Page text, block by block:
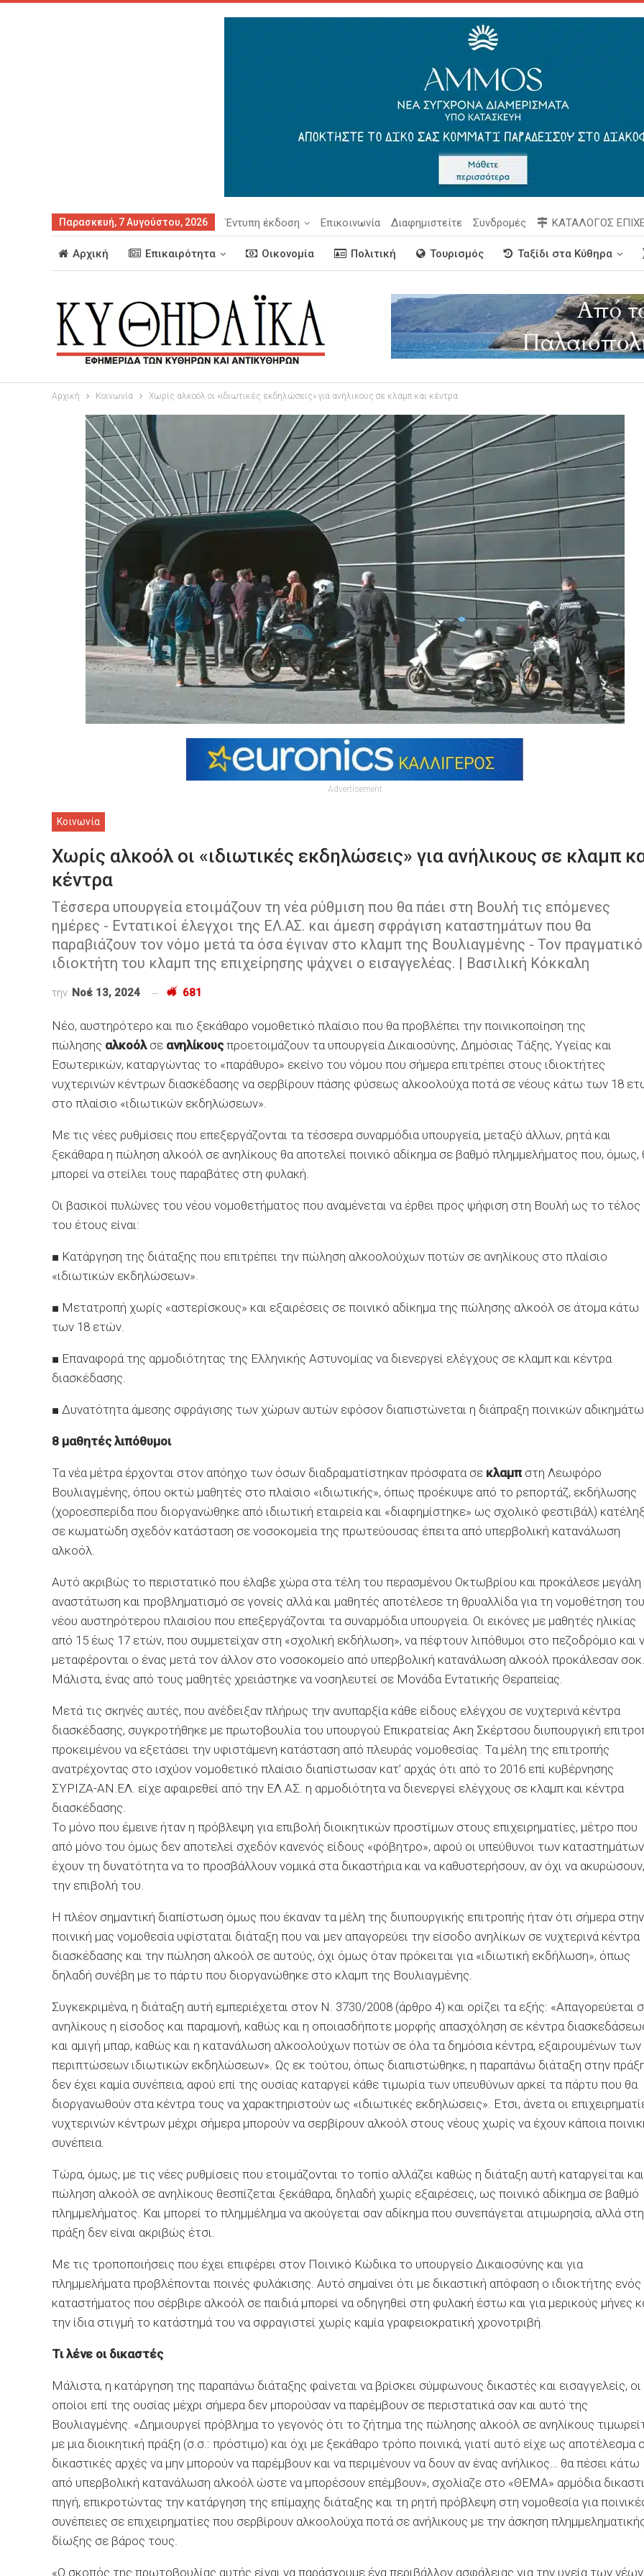
Παρασκευή, 7 Αυγούστου, 2026 Έντυπη έκδοση Επικοινωνία Διαφημιστείτε Συνδρομές ΚΑΤΑΛΟΓΟΣ
Αρχική Επικαιρότητα Οικονομία Πολιτική Τουρισμός Ταξίδι στα Κύθηρα
Αρχική Κοινωνία Χωρίς αλκοόλ οι «ιδιωτικές εκδηλώσεις» για ανήλικους σε κλαμπ και κέντρα
Advertisement
Κοινωνία
Χωρίς αλκοόλ οι «ιδιωτικές εκδηλώσεις» για ανήλικους σε κλαμπ
κέντρα
Τέσσερα υπουργεία ετοιμάζουν τη νέα ρύθμιση που θα πάει στη Βουλή τις επόμενες
ημέρες - Εντατικοί έλεγχοι της ΕΛ.ΑΣ. και άμεση σφράγιση καταστημάτων που θα
παραβιάζουν τον νόμο μετά τα όσα έγιναν στο κλαμπ της Βουλιαγμένης - Τον πραγματικό
ιδιοκτήτη του κλαμπ της επιχείρησης ψάχνει ο εισαγγελέας. | Βασιλική Κόκκαλη
την Νοέ 13, 2024 681
Νέο, αυστηρότερο και πιο ξεκάθαρο νομοθετικό πλαίσιο που θα προβλέπει την ποινικοποίηση της
πώλησης αλκοόλ σε ανηλίκουςπροετοιμάζουν τα υπουργεία Δικαιοσύνης, Δημόσιας Τάξης, Υγείας και
Εσωτερικών, καταργώντας το «παράθυρο» εκείνο του νόμου που σήμερα επιτρέπει στους ιδιοκτήτες
νυχτερινών κέντρων διασκέδασης να σερβίρουν πάσης φύσεως αλκοολούχα ποτά σε νέους κάτω των 18
στο πλαίσιο «ιδιωτικών εκδηλώσεων».
Με τις νέες ρυθμίσεις που επεξεργάζονται τα τέσσερα συναρμόδια υπουργεία, μεταξύ άλλων, ρητά και
ξεκάθαρα η πώληση αλκοόλ σε ανηλίκους θα αποτελεί ποινικό αδίκημα σε βαθμό πλημμελήματος που, όμως,
μπορεί να στείλει τους παραβάτες στη φυλακή.
Οι βασικοί πυλώνες του νέου νομοθετήματος που αναμένεται να έρθει προς ψήφιση στη Βουλή ως το τέλος
του έτους είναι:
■ Κατάργηση της διάταξης που επιτρέπει την πώληση αλκοολούχων ποτών σε ανηλίκους στο πλαίσιο
«ιδιωτικών εκδηλώσεων».
■ Μετατροπή χωρίς «αστερίσκους» και εξαιρέσεις σε ποινικό αδίκημα της πώλησης αλκοόλ σε άτομα κάτω
των 18 ετών.
■ Επαναφορά της αρμοδιότητας της Ελληνικής Αστυνομίας να διενεργεί ελέγχους σε κλαμπ και κέντρα
διασκέδασης.
■ Δυνατότητα άμεσης σφράγισης των χώρων αυτών εφόσον διαπιστώνεται η διάπραξη ποινικών
8 μαθητές λιπόθυμοι
Τα νέα μέτρα έρχονται στον απόηχο των όσων διαδραματίστηκαν πρόσφατα σε κλαμπ στη Λεωφόρο
Βουλιαγμένης, όπου οκτώ μαθητές στο πλαίσιο «ιδιωτικής», όπως προέκυψε από το ρεπορτάζ, εκδήλωσης
(χοροεσπερίδα που διοργανώθηκε από ιδιωτική εταιρεία και «διαφημίστηκε» ως σχολικό φεστιβάλ)
σε κωματώδη σχεδόν κατάσταση σε νοσοκομεία της πρωτεύουσας έπειτα από υπερβολική κατανάλωση
αλκοόλ.
Αυτό ακριβώς το περιστατικό που έλαβε χώρα στα τέλη του περασμένου Οκτωβρίου και προκάλεσε μεγάλη
αναστάτωση και προβληματισμό σε γονείς αλλά και μαθητές αποτέλεσε τη θρυαλλίδα για τη νομοθέτηση του
νέου αυστηρότερου πλαισίου που επεξεργάζονται τα συναρμόδια υπουργεία. Οι εικόνες με μαθητές ηλικίας
από 15 έως 17 ετών, που συμμετείχαν στη «σχολική εκδήλωση», να πέφτουν λιπόθυμοι στο πεζοδρόμιο και
μεταφέρονται ο ένας μετά τον άλλον στο νοσοκομείο από υπερβολική κατανάλωση αλκοόλ προκάλεσαν σοκ.
Μάλιστα, ένας από τους μαθητές χρειάστηκε να νοσηλευτεί σε Μονάδα Εντατικής Θεραπείας.
Μετά τις σκηνές αυτές, που ανέδειξαν πλήρως την ανυπαρξία κάθε είδους ελέγχου σε νυχτερινά κέντρα
διασκέδασης, συγκροτήθηκε με πρωτοβουλία του υπουργού Επικρατείας Ακη Σκέρτσου διυπουργική
προκειμένου να εξετάσει την υφιστάμενη κατάσταση από πλευράς νομοθεσίας. Τα μέλη της επιτροπής
ανατρέχοντας στο ισχύον νομοθετικό πλαίσιο διαπίστωσαν κατ’ αρχάς ότι από το 2016 επί κυβέρνησης
ΣΥΡΙΖΑ-ΑΝ.ΕΛ. είχε αφαιρεθεί από την ΕΛ.ΑΣ. η αρμοδιότητα να διενεργεί ελέγχους σε κλαμπ και κέντρα
διασκέδασης.
Το μόνο που έμεινε ήταν η πρόβλεψη για επιβολή διοικητικών προστίμων στους επιχειρηματίες, μέτρο που
από μόνο του όμως δεν αποτελεί σχεδόν κανενός είδους «φόβητρο», αφού οι υπεύθυνοι των καταστημάτων
έχουν τη δυνατότητα να το προσβάλλουν νομικά στα δικαστήρια και να καθυστερήσουν, αν όχι να ακυρώσουν,
την επιβολή του.
Η πλέον σημαντική διαπίστωση όμως που έκαναν τα μέλη της διυπουργικής επιτροπής ήταν ότι σήμερα στην
ποινική μας νομοθεσία υφίσταται διάταξη που ναι μεν απαγορεύει την είσοδο ανηλίκων σε νυχτερινά κέντρα
διασκέδασης και την πώληση αλκοόλ σε αυτούς, όχι όμως όταν πρόκειται για «ιδιωτική εκδήλωση», όπως
δηλαδή συνέβη με το πάρτυ που διοργανώθηκε στο κλαμπ της Βουλιαγμένης.
Συγκεκριμένα, η διάταξη αυτή εμπεριέχεται στον Ν. 3730/2008 (άρθρο 4) και ορίζει τα εξής: «Απαγορεύεται
ανηλίκους η είσοδος και παραμονή, καθώς και η οποιασδήποτε μορφής απασχόληση σε κέντρα
και αμιγή μπαρ, καθώς και η κατανάλωση αλκοολούχων ποτών σε όλα τα δημόσια κέντρα, εξαιρουμένων των
περιπτώσεων ιδιωτικών εκδηλώσεων». Ως εκ τούτου, όπως διαπιστώθηκε, η παραπάνω διάταξη στην
δεν έχει καμία συνέπεια, αφού επί της ουσίας καταργεί κάθε τιμωρία των υπευθύνων αρκεί τα πάρτυ που θα
διοργανωθούν στα κέντρα τους να χαρακτηριστούν ως «ιδιωτικές εκδηλώσεις». Ετσι, άνετα οι
νυχτερινών κέντρων μέχρι σήμερα μπορούν να σερβίρουν αλκοόλ στους νέους χωρίς να έχουν κάποια
συνέπεια.
Τώρα, όμως, με τις νέες ρυθμίσεις που ετοιμάζονται το τοπίο αλλάζει καθώς η διάταξη αυτή καταργείται
πώληση αλκοόλ σε ανηλίκους θεσπίζεται ξεκάθαρα, δηλαδή χωρίς εξαιρέσεις, ως ποινικό αδίκημα σε βαθμό
πλημμελήματος. Και μπορεί το πλημμέλημα να ακούγεται σαν αδίκημα που συνεπάγεται ατιμωρησία, αλλά
πράξη δεν είναι ακριβώς έτσι.
Με τις τροποποιήσεις που έχει επιφέρει στον Ποινικό Κώδικα το υπουργείο Δικαιοσύνης και για
πλημμελήματα προβλέπονται ποινές φυλάκισης. Αυτό σημαίνει ότι με δικαστική απόφαση ο ιδιοκτήτης ενός
καταστήματος που σέρβιρε αλκοόλ σε παιδιά μπορεί να οδηγηθεί στη φυλακή έστω και για μερικούς μήνες
την ίδια στιγμή το κατάστημά του να σφραγιστεί χωρίς καμία γραφειοκρατική χρονοτριβή.
Τι λένε οι δικαστές
Μάλιστα, η κατάργηση της παραπάνω διάταξης φαίνεται να βρίσκει σύμφωνους δικαστές και εισαγγελείς, οι
οποίοι επί της ουσίας μέχρι σήμερα δεν μπορούσαν να παρέμβουν σε περιστατικά σαν και αυτό της
Βουλιαγμένης. «Δημιουργεί πρόβλημα το γεγονός ότι το ζήτημα της πώλησης αλκοόλ σε ανηλίκους
με μια διοικητική πράξη (σ.σ.: πρόστιμο) και όχι με ξεκάθαρο τρόπο ποινικά, γιατί αυτό είχε ως αποτέλεσμα
δικαστικές αρχές να μην μπορούν να παρέμβουν και να περιμένουν να δουν αν ένας ανήλικος… θα πέσει κάτω
από υπερβολική κατανάλωση αλκοόλ ώστε να μπορέσουν επέμβουν», σχολίαζε στο «ΘΕΜΑ» αρμόδια
πηγή, επικροτώντας την κατάργηση της επίμαχης διάταξης και τη ρητή πρόβλεψη στη νομοθεσία για
συνέπειες σε επιχειρηματίες που σερβίρουν αλκοολούχα ποτά σε ανήλικους με την άσκηση
δίωξης σε βάρος τους.
«Ο σκοπός της πρωτοβουλίας αυτής είναι να παράσχουμε ένα περιβάλλον ασφάλειας για την υγεία των